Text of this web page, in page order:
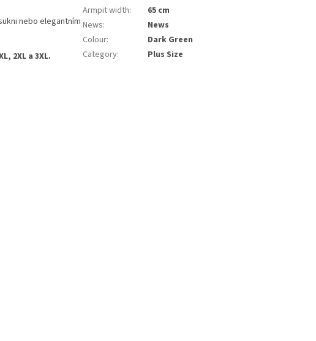
nebo elegantním
2XL a 3XL.
Armpit width:
65 cm
News:
News
Colour:
Dark Green
Category: Plus Size